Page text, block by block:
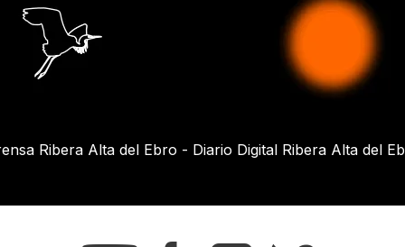
Ribera Alta del Ebro - Diario Digital Ribera Alta del